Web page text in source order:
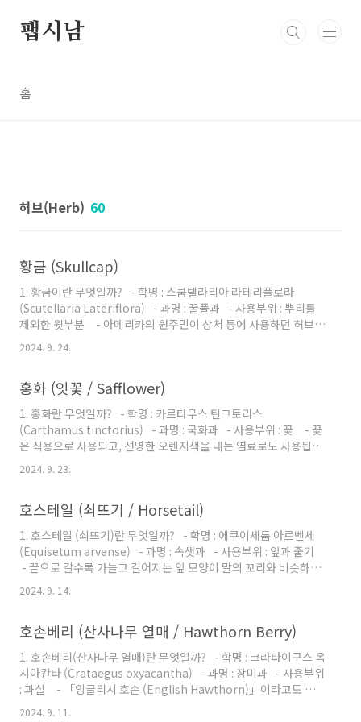
팹시남
홈
허브(Herb) 60
황금 (Skullcap)
1. 황금이란 무엇일까? - 학명 : 스쿰텔라리아 라테리플로라
(Scutellaria Lateriflora) - 과명 : 꿀풀과 - 사용부위 : 뿌리를
제외한 윗부분 - 아메리카의 원주민이 상처 등에 사용하던 허브입
니다. - 꽃받침 모양이 모자와 닮아서 「두개골(Skull)」과 「창
모자(Cap)」를 조합하여 이름 붙여졌다고 합니다.2. 황금의 성분
음을 안정시키는데 도움을 줍니다. - 월경전증후군(PMS)나 갱년
기 등 여성 특유의 기분 변화, 우울 증상 등에 좋습니다. - 스트레스
로 인한 두통이나 복통 등의 증상이나 불면증 개선에도 도움을 줍니
다. 3. 황금의 활용법 및 주의사항 - 뜨거운 물에 우려서..
2024. 9. 24.
홍화 (잇꽃 / Safflower)
1. 홍화란 무엇일까? - 학명 : 카르타무스 틴크토리스
(Carthamus tinctorius) - 과명 : 국화과 - 사용부위 : 꽃 - 꽃
은 식용으로 사용되고, 선명한 오렌지색을 내는 염료로도 사용됩니
다.2. 홍화의 성분 및 효능 - 혈행을 촉진시켜 체내 순환을 원활하
게 해 주어 몸을 따뜻하게 해 주고, 냉증이나 어깨결림을 개선하는
순이나 갱년기 증상에 좋습니다. - 가래를 제거해주고, 기침을 멈
출 수 있게 도움을 줍니다.3. 홍화의 활용법 및 주의사항 - 뜨거운
물에 우려서 마십니다. - 임신 중에는 사용하지 않는 것이 좋습니
다. - 출혈성 질환이나 소화성 궤양이 있을 경우는 사용하지 않는
것이..
2024. 9. 23.
호스테일 (쇠뜨기 / Horsetail)
1. 호스테일 (쇠뜨기)란 무엇일까? - 학명 : 에쿠이세툼 아르벤세
(Equisetum arvense) - 과명 : 속샛과 - 사용부위 : 잎과 줄기
- 끝으로 갈수록 가늘고 길어지는 잎 모양이 말의 꼬리와 비슷하여
붙여진 이름이라고 합니다. - 이른 봄에 볼 수 있는 쇠뜨기가 성장
한 것이 호스테일입니다.2. 호스테일 (쇠뜨기)의 성분 및 효능 - 피
의 치료에 효과적이며, 손발톱, 머리카락, 뼈 등의 발육을 도와줍니
다. - 비뇨기계 이상 증상과 요도염, 신장 결석 등의 치료에도 도움
을 줍니다. - 이뇨 작용이 뛰어납니다.3. 호스테일 (쇠뜨기)의 활용
법 및 주의사항 - 뜨거운 물에 우려서 마십니다. - 심..
2024. 9. 14.
호손베리 (산사나무 열매 / Hawthorn Berry)
1. 호손베리(산사나무 열매)란 무엇일까? - 학명 : 크라타이구스 옥
시아칸타 (Crataegus oxyacantha) - 과명 : 장미과 - 사용부위
: 과실 - 「잉글리시 호손 (English Hawthorn)」이라고도 불립
니다. - 오래전부터 다산의 상징으로 생각하여 고대 그리스의 결혼
2024. 9. 11.